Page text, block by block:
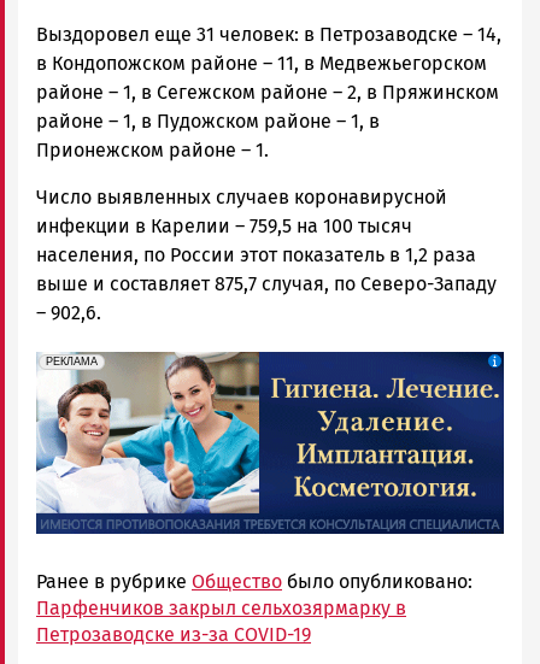
Выздоровел еще 31 человек: в Петрозаводске – 14,
в Кондопожском районе – 11, в Медвежьегорском
районе – 1, в Сегежском районе – 2, в Пряжинском
районе – 1, в Пудожском районе – 1, в
Прионежском районе – 1.
Число выявленных случаев коронавирусной
инфекции в Карелии – 759,5 на 100 тысяч
населения, по России этот показатель в 1,2 раза
выше и составляет 875,7 случая, по Северо-Западу
– 902,6.
erid: 2SDnjdpiKp6
РЕКЛАМА
Реклама
Ранее в рубрике Общество было опубликовано:
Парфенчиков закрыл сельхозярмарку в
Петрозаводске из-за COVID-19